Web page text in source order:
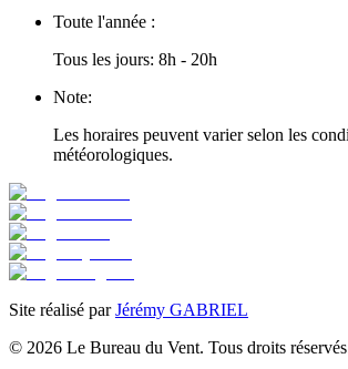
Toute l'année :
Tous les jours: 8h - 20h
Note:
Les horaires peuvent varier selon les
météorologiques.
Site réalisé par Jérémy GABRIEL
© 2026 Le Bureau du Vent. Tous droits